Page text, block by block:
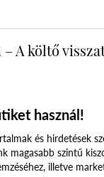
A költő
használ!
és hirdetések
magasabb szintű
illetve